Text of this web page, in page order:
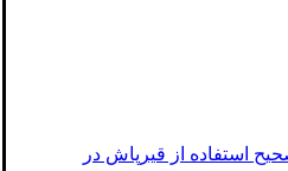
صحیح استفاده از قیرپاش در